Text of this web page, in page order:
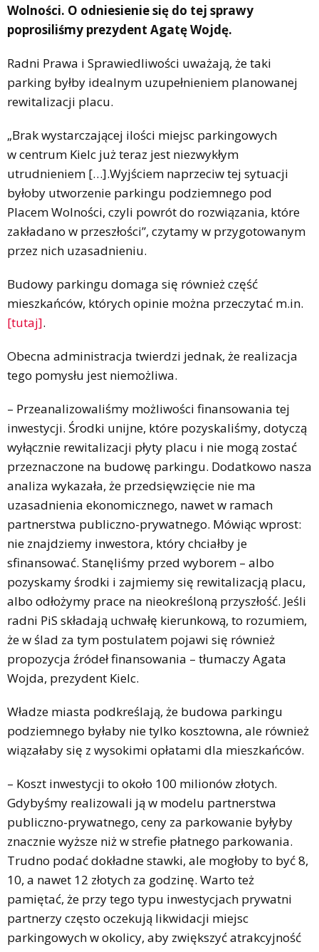
Wolności. O odniesienie się do tej sprawy
poprosiliśmy prezydent Agatę Wojdę.
Radni Prawa i Sprawiedliwości uważają, że taki
parking byłby idealnym uzupełnieniem planowanej
rewitalizacji placu.
„Brak wystarczającej ilości miejsc parkingowych
w centrum Kielc już teraz jest niezwykłym
utrudnieniem […].Wyjściem naprzeciw tej sytuacji
byłoby utworzenie parkingu podziemnego pod
Placem Wolności, czyli powrót do rozwiązania, które
zakładano w przeszłości”, czytamy w przygotowanym
przez nich uzasadnieniu.
Budowy parkingu domaga się również część
mieszkańców, których opinie można przeczytać m.in.
[tutaj].
Obecna administracja twierdzi jednak, że realizacja
tego pomysłu jest niemożliwa.
– Przeanalizowaliśmy możliwości finansowania tej
inwestycji. Środki unijne, które pozyskaliśmy, dotyczą
wyłącznie rewitalizacji płyty placu i nie mogą zostać
przeznaczone na budowę parkingu. Dodatkowo nasza
analiza wykazała, że przedsięwzięcie nie ma
uzasadnienia ekonomicznego, nawet w ramach
partnerstwa publiczno-prywatnego. Mówiąc wprost:
nie znajdziemy inwestora, który chciałby je
sfinansować. Stanęliśmy przed wyborem – albo
pozyskamy środki i zajmiemy się rewitalizacją placu,
albo odłożymy prace na nieokreśloną przyszłość. Jeśli
radni PiS składają uchwałę kierunkową, to rozumiem,
że w ślad za tym postulatem pojawi się również
propozycja źródeł finansowania – tłumaczy Agata
Wojda, prezydent Kielc.
Władze miasta podkreślają, że budowa parkingu
podziemnego byłaby nie tylko kosztowna, ale również
wiązałaby się z wysokimi opłatami dla mieszkańców.
– Koszt inwestycji to około 100 milionów złotych.
Gdybyśmy realizowali ją w modelu partnerstwa
publiczno-prywatnego, ceny za parkowanie byłyby
znacznie wyższe niż w strefie płatnego parkowania.
Trudno podać dokładne stawki, ale mogłoby to być 8,
10, a nawet 12 złotych za godzinę. Warto też
pamiętać, że przy tego typu inwestycjach prywatni
partnerzy często oczekują likwidacji miejsc
parkingowych w okolicy, aby zwiększyć atrakcyjność